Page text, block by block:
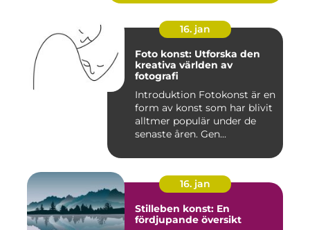
16. jan
Foto konst: Utforska den
kreativa världen av
fotografi
Introduktion Fotokonst är en
form av konst som har blivit
alltmer populär under de
senaste åren. Gen...
16. jan
Stilleben konst: En
fördjupande översikt